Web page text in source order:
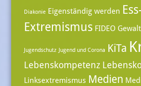
Diakonie Eigenständig werden
Extremismus FIDEO Gewalt
Jugendschutz Jugend und Corona KiTa
Lebenskompetenz
Linksextremismus Medien